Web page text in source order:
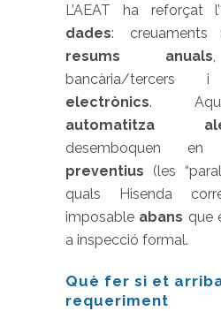
L’AEAT ha reforçat l’
dades: creuaments
resums anuals
bancària/
electrònics.
automatitza
desemboquen en
preventius (les
quals Hisenda
imposable abans que
a inspecció formal.
Què fer si et
requeriment